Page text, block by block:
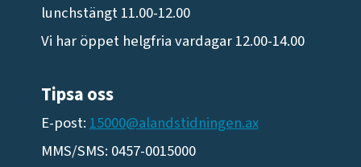
lunchstängt 11.00-12.00
Vi har öppet helgfria vardagar 12.00-14.00
Tipsa oss
E-post:15000@alandstidningen.ax
MMS/SMS: 0457-0015000